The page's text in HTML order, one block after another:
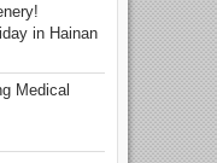
in Hainan
Medical